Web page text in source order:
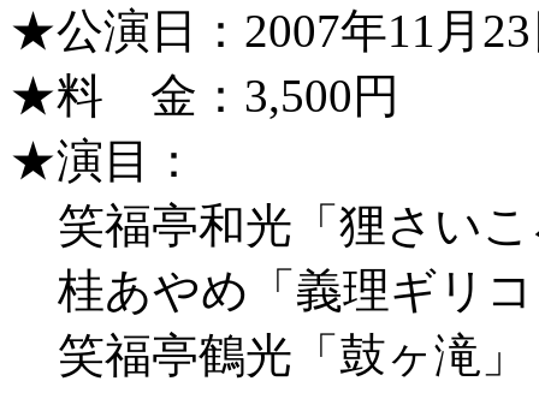
★公演日：2007年11月
★料 金：3,500円
★演目：
笑福亭和光「狸さい
桂あやめ「義理ギリ
笑福亭鶴光「鼓ヶ滝」